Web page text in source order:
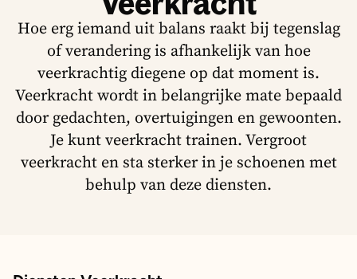
Hoe erg iemand uit balans raakt bij tegenslag
of verandering is afhankelijk van hoe
veerkrachtig diegene op dat moment is.
Veerkracht wordt in belangrijke mate bepaald
door gedachten, overtuigingen en gewoonten.
Je kunt veerkracht trainen. Vergroot
veerkracht en sta sterker in je schoenen met
behulp van deze diensten.